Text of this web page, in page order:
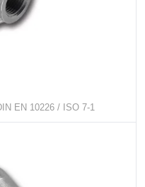
EN 10226 / ISO 7-1